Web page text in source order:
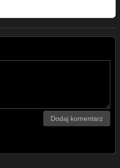
Dodaj komentarz